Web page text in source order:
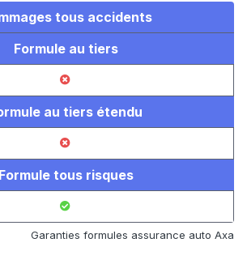
tous accidents
Formule au tiers
au tiers étendu
Formule tous risques
Garanties formules assurance auto Axa